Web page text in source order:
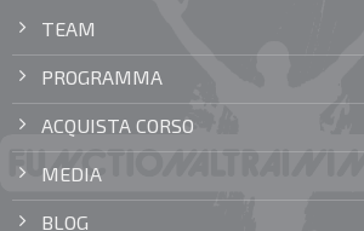
TEAM
PROGRAMMA
ACQUISTA CORSO
MEDIA
BLOG